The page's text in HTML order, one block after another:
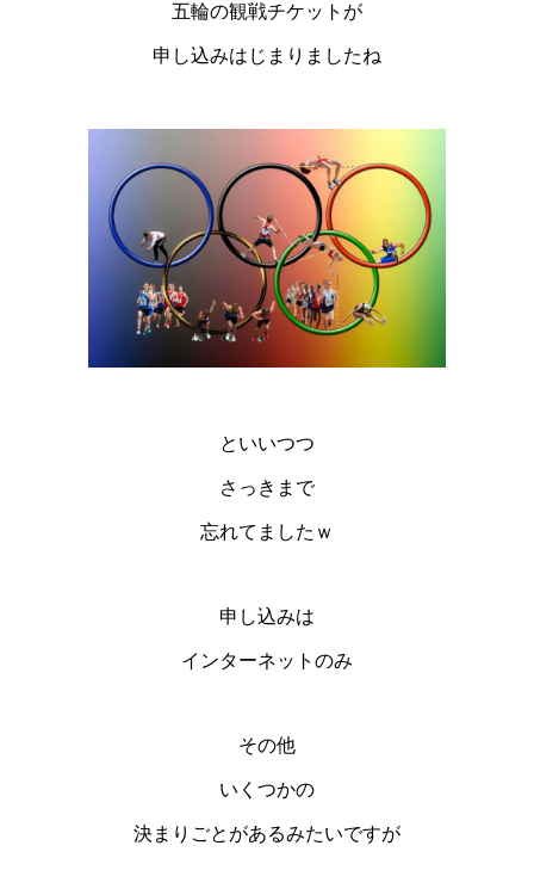
五輪の観戦チケットが
申し込みはじまりましたね
といいつつ
さっきまで
忘れてましたｗ
申し込みは
インターネットのみ
その他
いくつかの
決まりごとがあるみたいですが